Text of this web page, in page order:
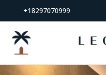
+18297070999